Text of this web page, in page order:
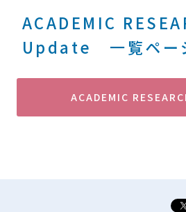
ACADEMIC
Update 一覧ペー
ACADEMIC